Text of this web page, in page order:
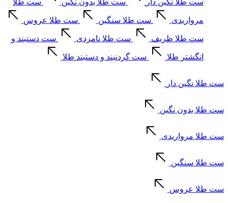
مرواریدی ست طلا سنگین ست طلا عروس
ست طلا ظریف ست طلا نامزدی ست دستبند و
انگشتر طلا ست گردنبند و دستبند طلا
ست طلا نگین دار
ست طلا بدون نگین
ست طلا مرواریدی
ست طلا سنگین
ست طلا عروس